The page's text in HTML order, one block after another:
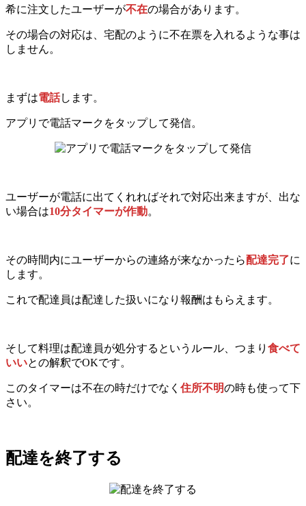
希に注文したユーザーが不在の場合があります。
その場合の対応は、宅配のように不在票を入れるような事は
しません。
まずは電話します。
アプリで電話マークをタップして発信。
ユーザーが電話に出てくれればそれで対応出来ますが、出な
い場合は10分タイマーが作動。
その時間内にユーザーからの連絡が来なかったら配達完了に
します。
これで配達員は配達した扱いになり報酬はもらえます。
そして料理は配達員が処分するというルール、つまり 食べて
いいとの解釈でOKです。
このタイマーは不在の時だけでなく 住所不明の時も使って下
さい。
配達を終了する